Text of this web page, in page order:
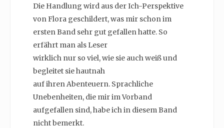
Die Handlung wird aus der Ich-Perspektive
von Flora geschildert, was mir schon im
ersten Band sehr gut gefallen hatte. So
erfährt man als Leser
wirklich nur so viel, wie sie auch weiß und
begleitet sie hautnah
auf ihren Abenteuern. Sprachliche
Unebenheiten, die mir im Vorband
aufgefallen sind, habe ich in diesem Band
nicht bemerkt.